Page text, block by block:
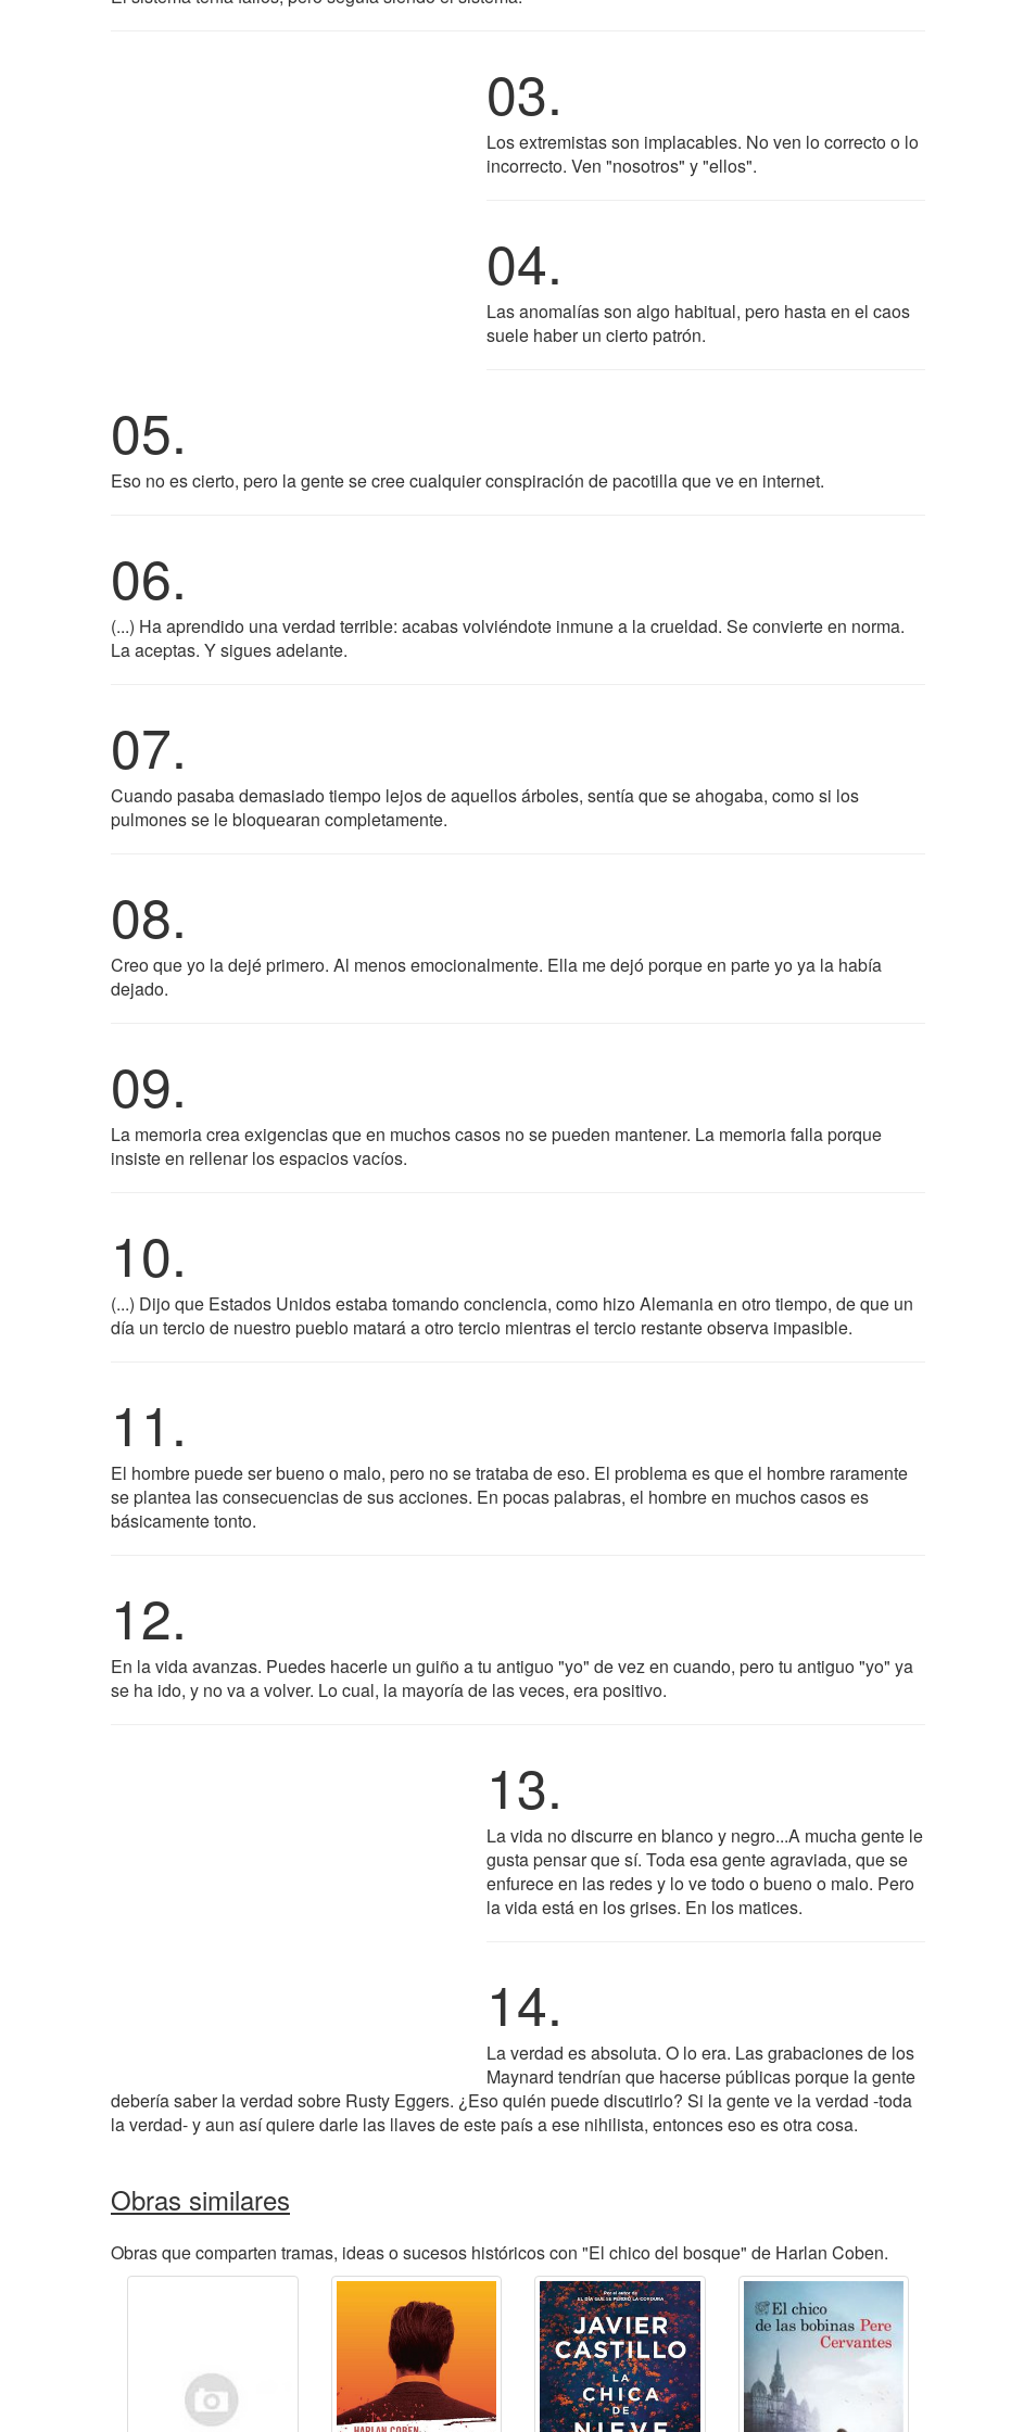
03.
Los extremistas son implacables. No ven lo correcto o lo
incorrecto. Ven "nosotros" y "ellos".
04.
Las anomalías son algo habitual, pero hasta en el caos
suele haber un cierto patrón.
05.
Eso no es cierto, pero la gente se cree cualquier conspiración de pacotilla que ve en internet.
06.
(...) Ha aprendido una verdad terrible: acabas volviéndote inmune a la crueldad. Se convierte en norma.
La aceptas. Y sigues adelante.
07.
Cuando pasaba demasiado tiempo lejos de aquellos árboles, sentía que se ahogaba, como si los
pulmones se le bloquearan completamente.
08.
Creo que yo la dejé primero. Al menos emocionalmente. Ella me dejó porque en parte yo ya la había
dejado.
09.
La memoria crea exigencias que en muchos casos no se pueden mantener. La memoria falla porque
insiste en rellenar los espacios vacíos.
10.
(...) Dijo que Estados Unidos estaba tomando conciencia, como hizo Alemania en otro tiempo, de que un
día un tercio de nuestro pueblo matará a otro tercio mientras el tercio restante observa impasible.
11.
El hombre puede ser bueno o malo, pero no se trataba de eso. El problema es que el hombre raramente
se plantea las consecuencias de sus acciones. En pocas palabras, el hombre en muchos casos es
básicamente tonto.
12.
En la vida avanzas. Puedes hacerle un guiño a tu antiguo "yo" de vez en cuando, pero tu antiguo "yo" ya
se ha ido, y no va a volver. Lo cual, la mayoría de las veces, era positivo.
13.
La vida no discurre en blanco y negro...A mucha gente le
gusta pensar que sí. Toda esa gente agraviada, que se
enfurece en las redes y lo ve todo o bueno o malo. Pero
la vida está en los grises. En los matices.
14.
La verdad es absoluta. O lo era. Las grabaciones de los
Maynard tendrían que hacerse públicas porque la gente
debería saber la verdad sobre Rusty Eggers. ¿Eso quién puede discutirlo? Si la gente ve la verdad -toda
la verdad- y aun así quiere darle las llaves de este país a ese nihilista, entonces eso es otra cosa.
Obras similares
Obras que comparten tramas, ideas o sucesos históricos con "El chico del bosque" de Harlan Coben.